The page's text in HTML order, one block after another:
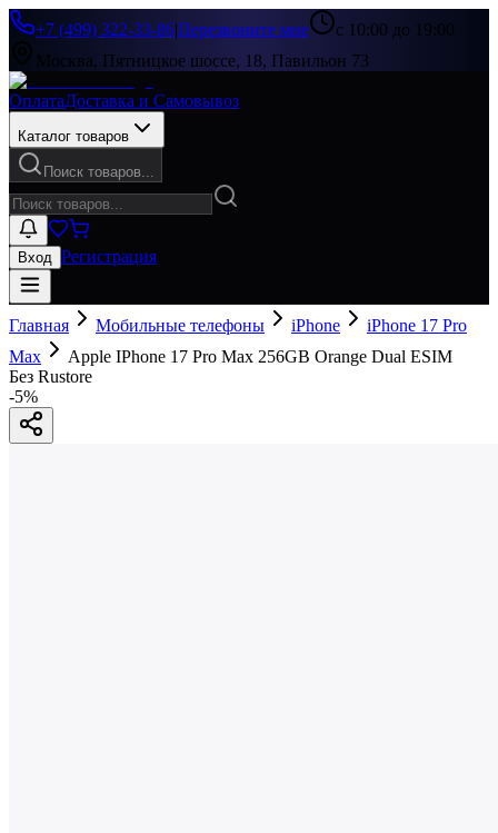
+7 (499) 322-33-86|Перезвоните мне
с 10:00 до 19:00
Москва, Пятницкое шоссе, 18, Павильон 73
ОплатаДоставка и Самовывоз
Каталог товаров
Поиск товаров...
Вход Регистрация
Главная Мобильные телефоны iPhone
iPhone 17 Pro
Max
Apple IPhone 17 Pro Max 256GB Orange Dual ESIM
Без Rustore
-5%